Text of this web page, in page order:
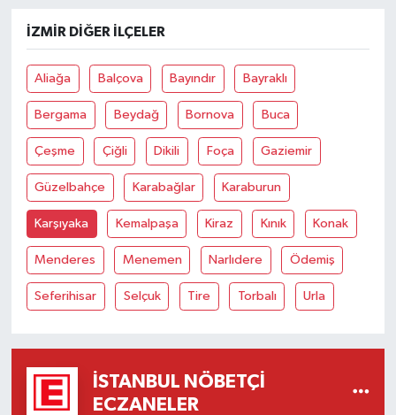
İZMIR DIĞER İLÇELER
Aliağa Balçova Bayındır Bayraklı
Bergama Beydağ Bornova Buca
Çeşme Çiğli Dikili Foça Gaziemir
Güzelbahçe Karabağlar Karaburun
Karşıyaka Kemalpaşa Kiraz Kınık Konak
Menderes Menemen Narlıdere Ödemiş
Seferihisar Selçuk Tire Torbalı Urla
İSTANBUL NÖBETÇI
ECZANELER